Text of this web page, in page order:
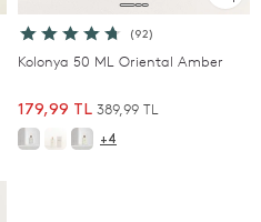
(92)
Kolonya 50 ML Oriental Amber
179,99 TL 389,99 TL
+4